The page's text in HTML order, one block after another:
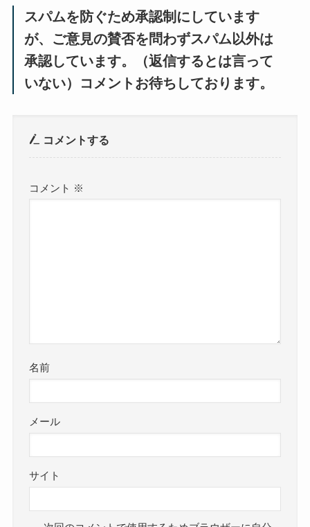
スパムを防ぐため承認制にしています
が、ご意見の賛否を問わずスパム以外は
承認しています。（返信するとは言って
いない）コメントお待ちしております。
コメントする
コメント ※
名前
メール
サイト